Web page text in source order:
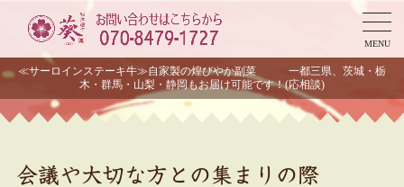
MENU
≪サーロインステーキ牛≫自家製の煌びやか副菜 一都三県、茨城・栃
木・群馬・山梨・静岡もお届け可能です！(応相談)
会議や大切な方との集まりの際